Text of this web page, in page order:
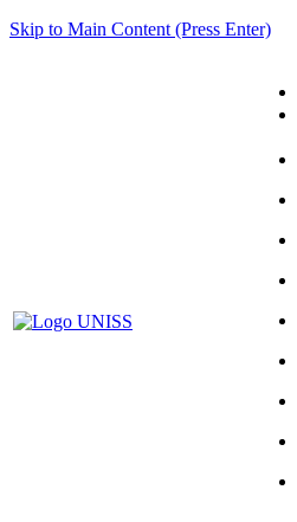
Skip to Main Content (Press Enter)